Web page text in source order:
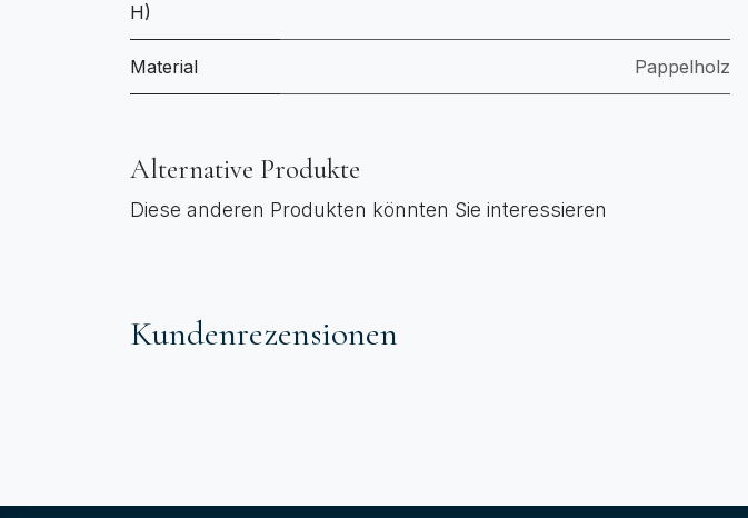
H)
Material Pappelholz
Alternative Produkte
Diese anderen Produkten könnten Sie interessieren
Kundenrezensionen